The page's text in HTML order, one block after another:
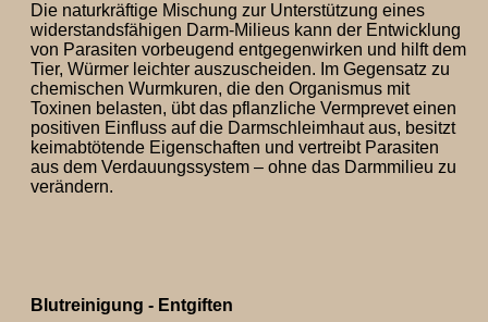
Die naturkräftige Mischung zur Unterstützung eines
widerstandsfähigen Darm-Milieus kann der Entwicklung
von Parasiten vorbeugend entgegenwirken und hilft dem
Tier, Würmer leichter auszuscheiden. Im Gegensatz zu
chemischen Wurmkuren, die den Organismus mit
Toxinen belasten, übt das pflanzliche Vermprevet einen
positiven Einfluss auf die Darmschleimhaut aus, besitzt
keimabtötende Eigenschaften und vertreibt Parasiten
aus dem Verdauungssystem – ohne das Darmmilieu zu
verändern.
Blutreinigung - Entgiften